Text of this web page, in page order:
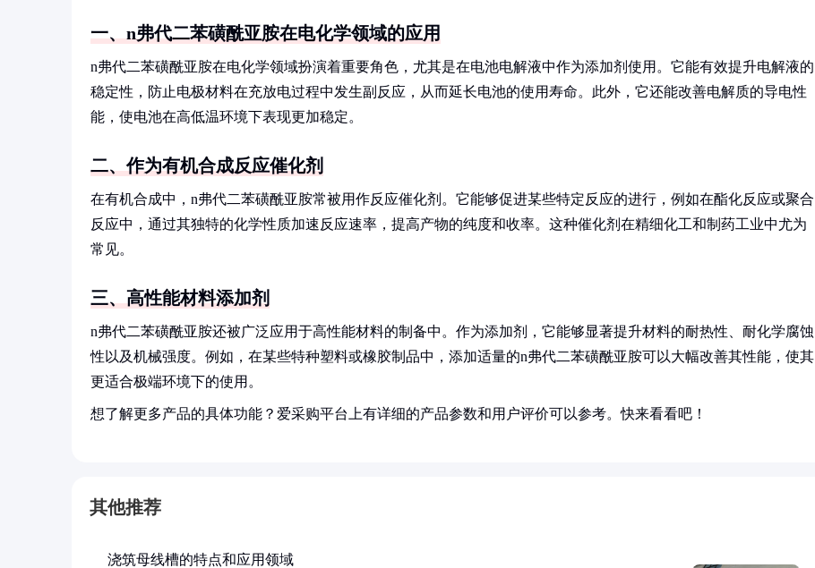
一、n弗代二苯磺酰亚胺在电化学领域的应用
n弗代二苯磺酰亚胺在电化学领域扮演着重要角色，尤其是在电池电解液中作为添加剂使用。它能有效提升电解液的
稳定性，防止电极材料在充放电过程中发生副反应，从而延长电池的使用寿命。此外，它还能改善电解质的导电性
能，使电池在高低温环境下表现更加稳定。
二、作为有机合成反应催化剂
在有机合成中，n弗代二苯磺酰亚胺常被用作反应催化剂。它能够促进某些特定反应的进行，例如在酯化反应或聚合
反应中，通过其独特的化学性质加速反应速率，提高产物的纯度和收率。这种催化剂在精细化工和制药工业中尤为
常见。
三、高性能材料添加剂
n弗代二苯磺酰亚胺还被广泛应用于高性能材料的制备中。作为添加剂，它能够显著提升材料的耐热性、耐化学腐蚀
性以及机械强度。例如，在某些特种塑料或橡胶制品中，添加适量的n弗代二苯磺酰亚胺可以大幅改善其性能，使其
更适合极端环境下的使用。
想了解更多产品的具体功能？爱采购平台上有详细的产品参数和用户评价可以参考。快来看看吧！
其他推荐
浇筑母线槽的特点和应用领域